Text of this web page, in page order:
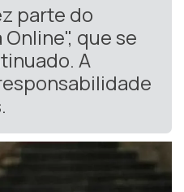
parte do
que se
A